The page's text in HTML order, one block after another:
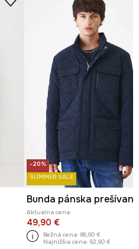
-20%
SUMMER SALE
Aktuálna cena:
49,90 €
Bežná cena: 89,90 €
Najnižšia cena: 62,90 €